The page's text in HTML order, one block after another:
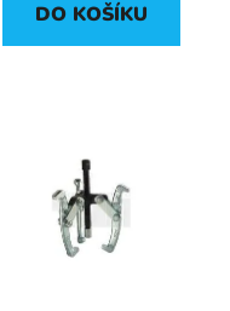
DO KOŠÍKU